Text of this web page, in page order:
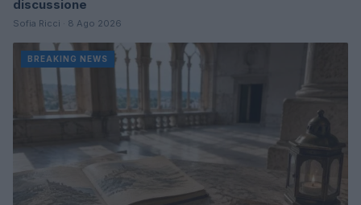
discussione
Sofia Ricci · 8 Ago 2026
BREAKING NEWS